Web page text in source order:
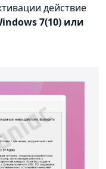
действие
7(10) или